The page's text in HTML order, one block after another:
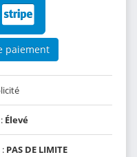
paiement
Élevé
PAS DE LIMITE